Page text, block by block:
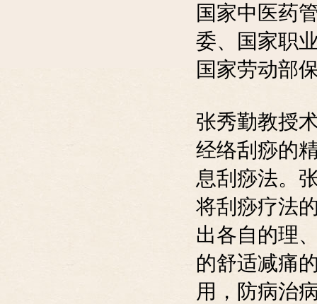
国家中医药
委、国家职
国家劳动部
张秀勤教授
经络刮痧的
息刮痧法。
将刮痧疗法
出各自的理
的舒适减痛
用，防病治